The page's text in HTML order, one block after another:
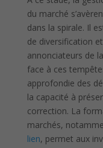
du marché
dans la spirale. Il
de diversification
annonciateurs de
face à ces
approfondie des
la capacité à
correction. La
marchés,
lien, permet aux